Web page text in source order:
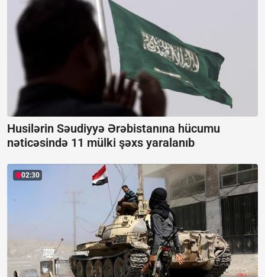
Husilərin Səudiyyə Ərəbistanına hücumu
nəticəsində 11 mülki şəxs yaralanıb
02:30